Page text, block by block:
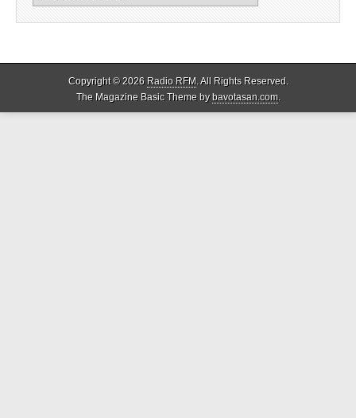
Copyright © 2026 Radio RFM. All Rights Reserved.
The Magazine Basic Theme bybavotasan.com.